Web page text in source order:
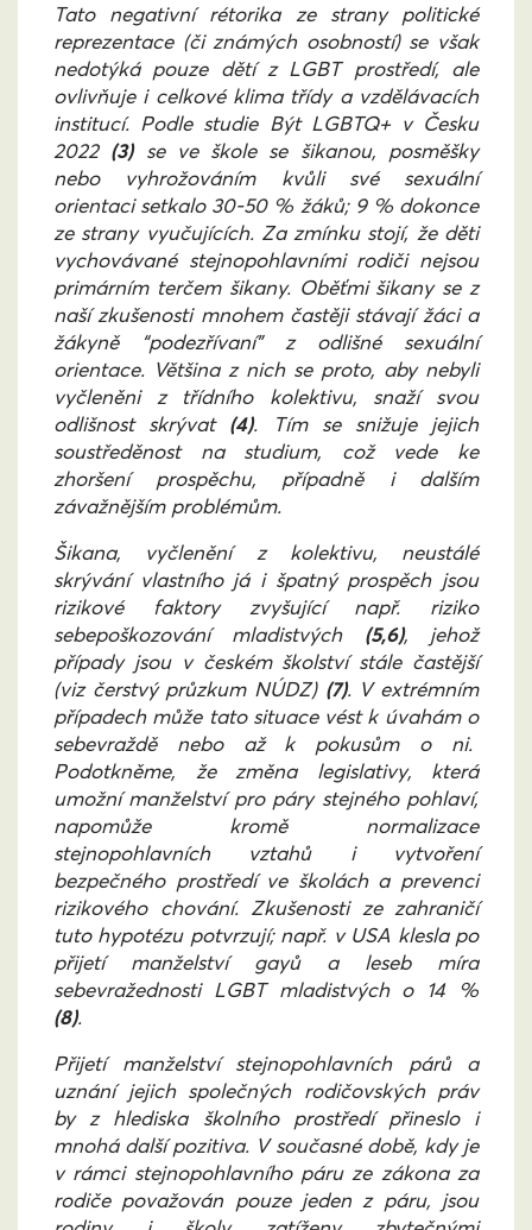
Tato negativní rétorika ze strany politické
reprezentace (či známých osobností) se však
nedotýká pouze dětí z LGBT prostředí, ale
ovlivňuje i celkové klima třídy a vzdělávacích
institucí. Podle studie Být LGBTQ+ v Česku
2022 (3)se ve škole se šikanou, posměšky
nebo vyhrožováním kvůli své sexuální
orientaci setkalo 30-50 % žáků; 9 % dokonce
ze strany vyučujících. Za zmínku stojí, že děti
vychovávané stejnopohlavními rodiči nejsou
primárním terčem šikany. Oběťmi šikany se z
naší zkušenosti mnohem častěji stávají žáci a
žákyně “podezřívaní” z odlišné sexuální
orientace. Většina z nich se proto, aby nebyli
vyčleněni z třídního kolektivu, snaží svou
odlišnost skrývat (4). Tím se snižuje jejich
soustředěnost na studium, což vede ke
zhoršení prospěchu, případně i dalším
závažnějším problémům.
Šikana, vyčlenění z kolektivu, neustálé
skrývání vlastního já i špatný prospěch jsou
rizikové faktory zvyšující např. riziko
sebepoškozování mladistvých (5,6), jehož
případy jsou v českém školství stále častější
(viz čerstvý průzkum NÚDZ) (7). V extrémním
případech může tato situace vést k úvahám o
sebevraždě nebo až k pokusům o ni.
Podotkněme, že změna legislativy, která
umožní manželství pro páry stejného pohlaví,
napomůže kromě normalizace
stejnopohlavních vztahů i vytvoření
bezpečného prostředí ve školách a prevenci
rizikového chování. Zkušenosti ze zahraničí
tuto hypotézu potvrzují; např. v USA klesla po
přijetí manželství gayů a leseb míra
sebevražednosti LGBT mladistvých o 14 %
(8).
Přijetí manželství stejnopohlavních párů a
uznání jejich společných rodičovských práv
by z hlediska školního prostředí přineslo i
mnohá další pozitiva. V současné době, kdy je
v rámci stejnopohlavního páru ze zákona za
rodiče považován pouze jeden z páru, jsou